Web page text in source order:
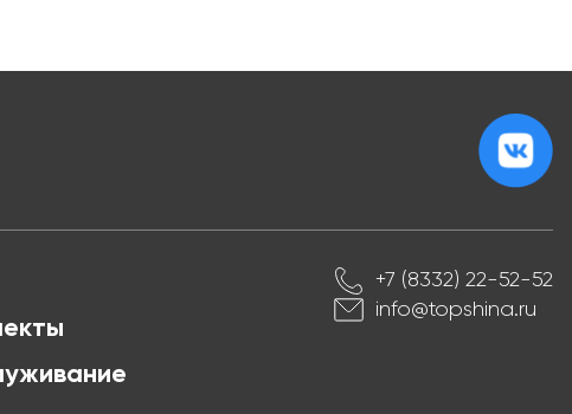
+7 (8332) 22-52-52
info@topshina.ru